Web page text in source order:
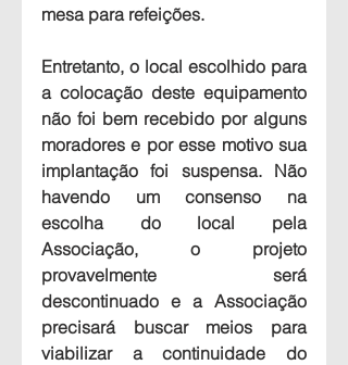
mesa para refeições.
Entretanto, o local escolhido para
a colocação deste equipamento
não foi bem recebido por alguns
moradores e por esse motivo sua
implantação foi suspensa. Não
havendo um consenso na
escolha do local pela
Associação, o projeto
provavelmente será
descontinuado e a Associação
precisará buscar meios para
viabilizar a continuidade do